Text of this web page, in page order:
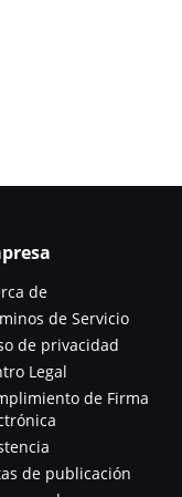
de
de Servicio
de privacidad
Legal
de Firma
de publicación